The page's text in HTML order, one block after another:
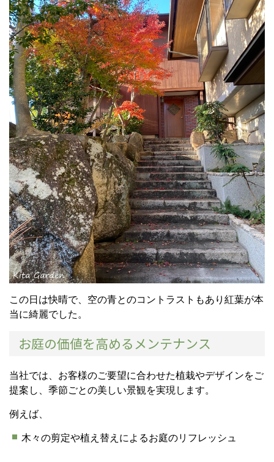
この日は快晴で、空の青とのコントラストもあり紅葉が本
当に綺麗でした。
お庭の価値を高めるメンテナンス
当社では、お客様のご要望に合わせた植栽やデザインをご
提案し、季節ごとの美しい景観を実現します。
例えば、
木々の剪定や植え替えによるお庭のリフレッシュ